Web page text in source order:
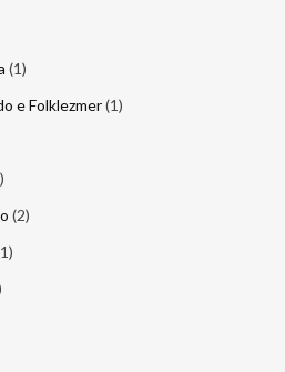
sui nostri Social
(1)
e Folklezmer (1)
(2)